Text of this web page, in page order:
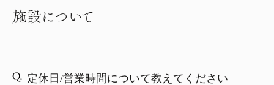
0256-46-5650
施設について
定休日/営業時間について教えてください